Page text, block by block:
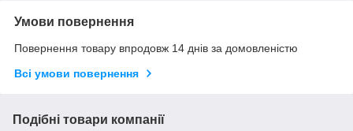
Умови повернення
Повернення товару впродовж 14 днів за домовленістю
Всі умови повернення
Подібні товари компанії